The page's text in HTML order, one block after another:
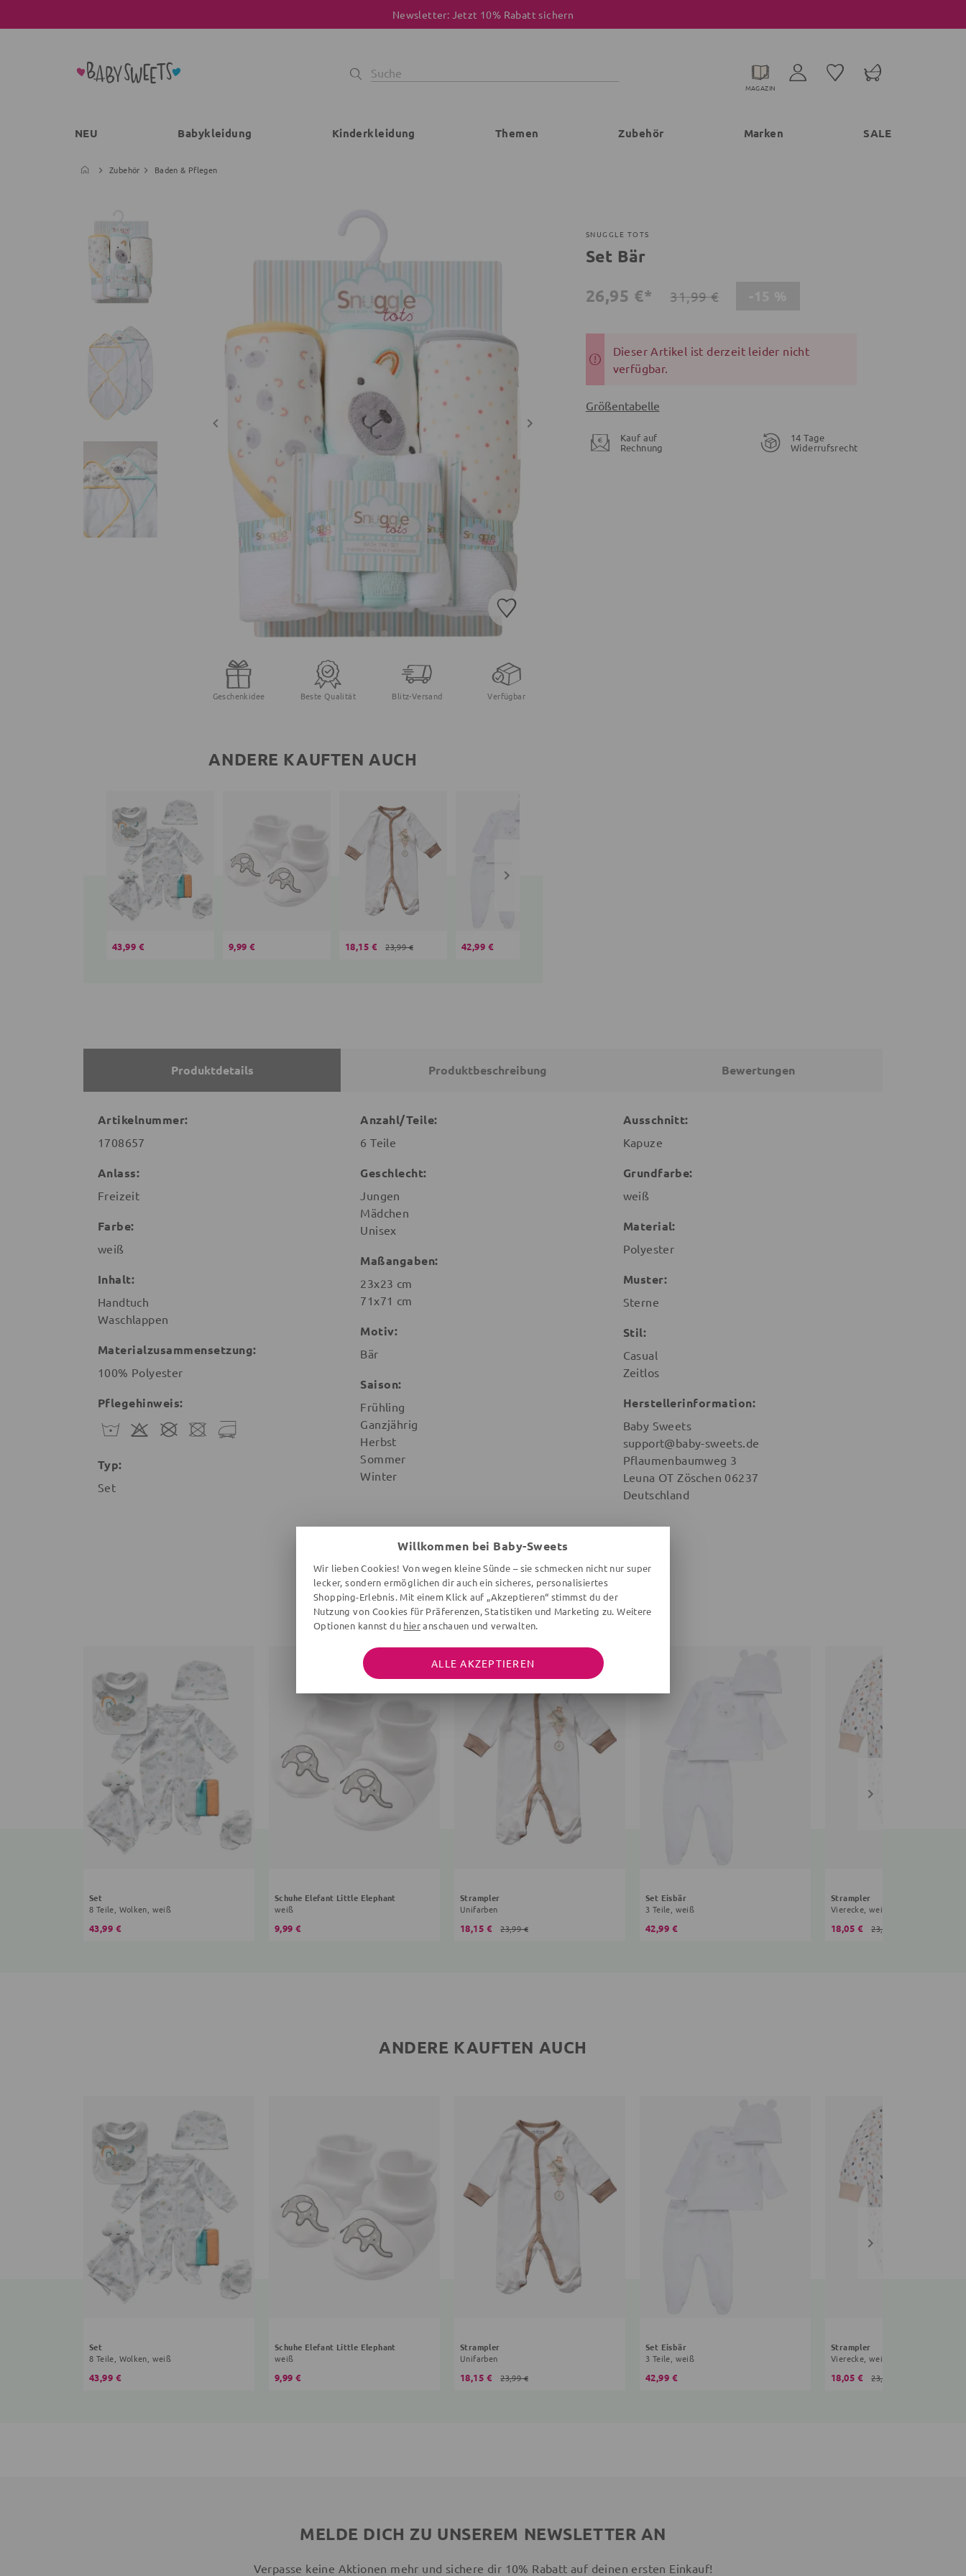
Newsletter: Jetzt 10% Rabatt sichern
MAGAZIN
NEU Babykleidung Kinderkleidung Themen Zubehör Marken SALE
Zubehör Baden & Pflegen
Geschenkidee Beste Qualität Blitz-Versand Verfügbar
ANDERE KAUFTEN AUCH
43,99 € 9,99 € 18,15 € 23,99 € 42,99 €
SNUGGLE TOTS
Set Bär
26,95 €*
31,99 €
Dieser Artikel ist derzeit leider nicht
verfügbar.
Größentabelle
Kauf auf
Rechnung
14 Tage
Widerrufsrecht
Produktdetails Produktbeschreibung Bewertungen
Artikelnummer:
1708657
Anlass:
Freizeit
Farbe:
weiß
Inhalt:
Handtuch
Waschlappen
Materialzusammensetzung:
100% Polyester
Pflegehinweis:
Typ:
Set
Anzahl/Teile:
6 Teile
Geschlecht:
Jungen
Mädchen
Unisex
Maßangaben:
23x23 cm
71x71 cm
Motiv:
Bär
Saison:
Frühling
Ganzjährig
Herbst
Sommer
Winter
Ausschnitt:
Kapuze
Grundfarbe:
weiß
Material:
Polyester
Muster:
Sterne
Stil:
Casual
Zeitlos
Herstellerinformation:
Baby Sweets
support@baby-sweets.de
Pflaumenbaumweg 3
Leuna OT Zöschen 06237
Deutschland
ANDERE KAUFTEN AUCH
Set
8 Teile, Wolken, weiß
43,99 €
Schuhe Elefant Little Elephant
weiß
9,99 €
Strampler
Unifarben
18,15 € 23,99 €
Set Eisbär
3 Teile, weiß
42,99 €
Strampler
Vierecke, weiß, beige
18,05 € 23,99 €
ANDERE KAUFTEN AUCH
Set
8 Teile, Wolken, weiß
43,99 €
Schuhe Elefant Little Elephant
weiß
9,99 €
Strampler
Unifarben
18,15 € 23,99 €
Set Eisbär
3 Teile, weiß
42,99 €
Strampler
Vierecke, weiß, beige
18,05 € 23,99 €
MELDE DICH ZU UNSEREM NEWSLETTER AN
Verpasse keine Aktionen mehr und sichere dir 10% Rabatt auf deinen ersten Einkauf!
Willkommen bei Baby-Sweets
Wir lieben Cookies! Von wegen kleine Sünde – sie schmecken nicht nur super
lecker, sondern ermöglichen dir auch ein sicheres, personalisiertes
Shopping-Erlebnis. Mit einem Klick auf „Akzeptieren“ stimmst du der
Nutzung von Cookies für Präferenzen, Statistiken und Marketing zu. Weitere
Optionen kannst du hieranschauen und verwalten.
ALLE AKZEPTIEREN